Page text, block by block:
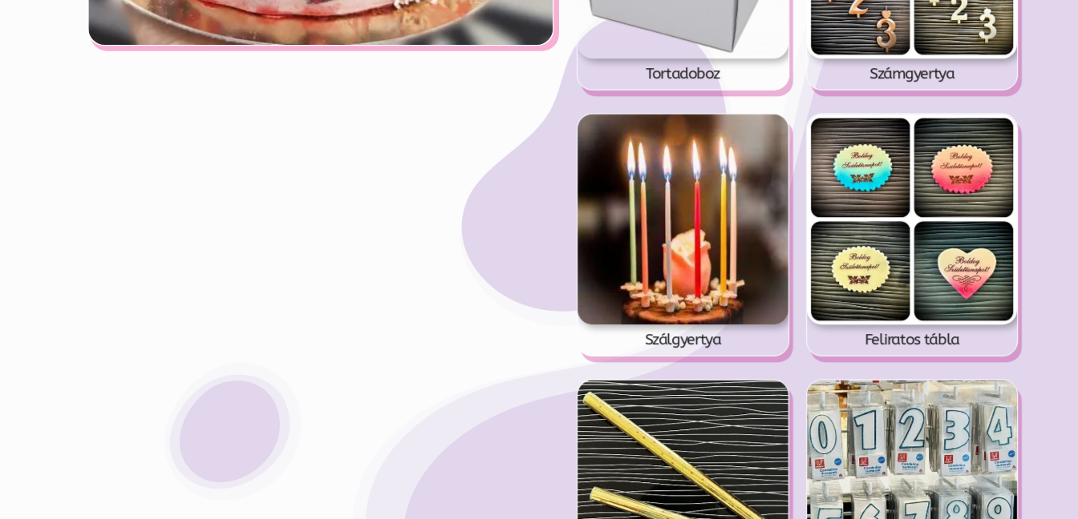
Tortadoboz Számgyertya
Szálgyertya Feliratos tábla